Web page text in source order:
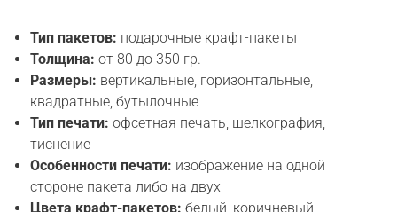
Тип пакетов: подарочные крафт-пакеты
Толщина: от 80 до 350 гр.
Размеры: вертикальные, горизонтальные,
квадратные, бутылочные
Тип печати: офсетная печать, шелкография,
тиснение
Особенности печати: изображение на одной
стороне пакета либо на двух
Цвета крафт-пакетов: белый, коричневый,